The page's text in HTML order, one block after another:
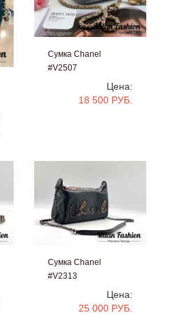
Сумка Chanel
#V2507
Цена:
18 500 РУБ.
Сумка Chanel
#V2313
Цена:
25 000 РУБ.